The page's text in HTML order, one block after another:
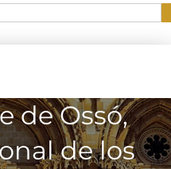
de Ossó,
de los